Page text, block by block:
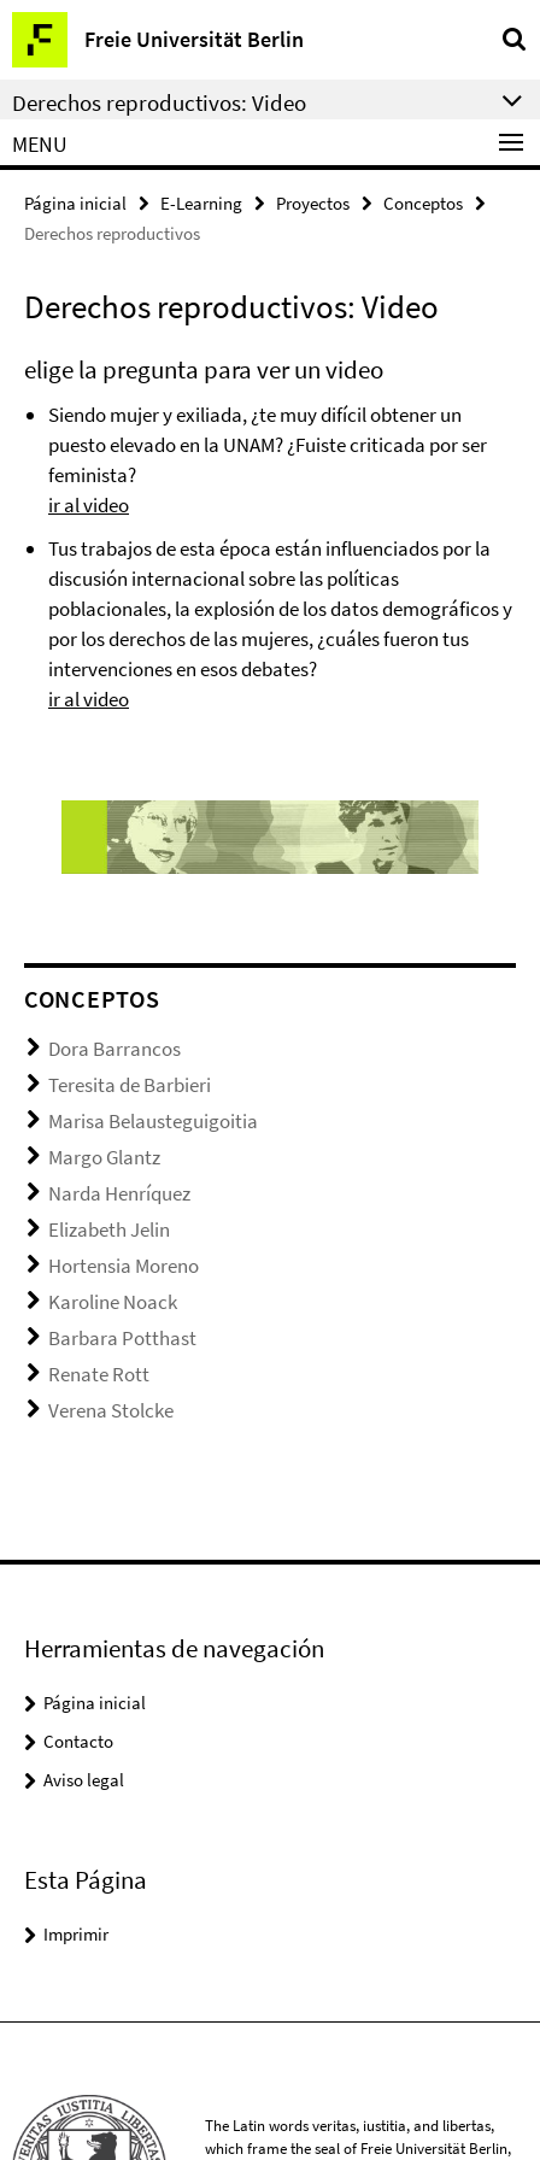
Springe
direkt
zu
Inhalt
Freie Universität Berlin
Herramientas
de
navegación
Derechos reproductivos: Video
MENU
Página inicial E-Learning Proyectos
Conceptos
Derechos reproductivos
Derechos reproductivos: Video
elige la pregunta para ver un video
Siendo mujer y exiliada, ¿te muy difícil obtener un
puesto elevado en la UNAM? ¿Fuiste criticada por ser
feminista?
ir al video
Tus trabajos de esta época están influenciados por la
discusión internacional sobre las políticas
poblacionales, la explosión de los datos demográficos y
por los derechos de las mujeres, ¿cuáles fueron tus
intervenciones en esos debates?
ir al video
CONCEPTOS
Dora Barrancos
Teresita de Barbieri
Marisa Belausteguigoitia
Margo Glantz
Narda Henríquez
Elizabeth Jelin
Hortensia Moreno
Karoline Noack
Barbara Potthast
Renate Rott
Verena Stolcke
Herramientas de navegación
Página inicial
Contacto
Aviso legal
Esta Página
Imprimir
The Latin words veritas, iustitia, and libertas,
which frame the seal of Freie Universität Berlin,